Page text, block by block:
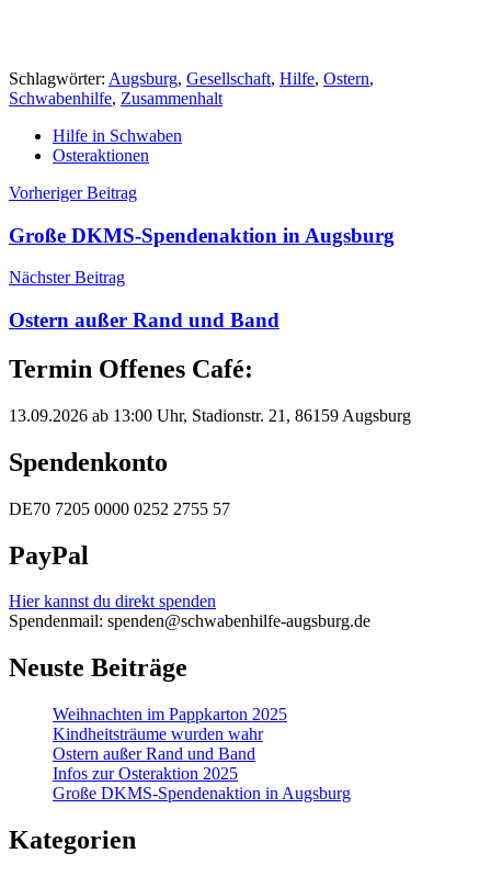
Schlagwörter: Augsburg, Gesellschaft, Hilfe, Ostern,
Schwabenhilfe, Zusammenhalt
Hilfe in Schwaben
Osteraktionen
Beitragsnavigation
Vorheriger Beitrag
Große DKMS-Spendenaktion in Augsburg
Nächster Beitrag
Ostern außer Rand und Band
Termin Offenes Café:
13.09.2026 ab 13:00 Uhr, Stadionstr. 21, 86159 Augsburg
Spendenkonto
DE70 7205 0000 0252 2755 57
PayPal
Hier kannst du direkt spenden
Spendenmail: spenden@schwabenhilfe-augsburg.de
Neuste Beiträge
Weihnachten im Pappkarton 2025
Kindheitsträume wurden wahr
Ostern außer Rand und Band
Infos zur Osteraktion 2025
Große DKMS-Spendenaktion in Augsburg
Kategorien